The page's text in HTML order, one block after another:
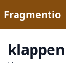
Fragmentio
klappen